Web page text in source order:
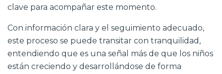
clave para acompañar este momento.
Con información clara y el seguimiento adecuado,
este proceso se puede transitar con tranquilidad,
entendiendo que es una señal más de que los niños
están creciendo y desarrollándose de forma